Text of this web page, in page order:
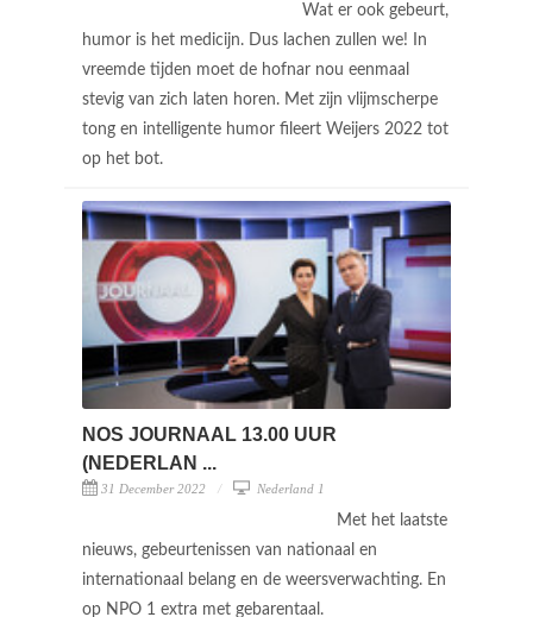
Wat er ook gebeurt,
humor is het medicijn. Dus lachen zullen we! In
vreemde tijden moet de hofnar nou eenmaal
stevig van zich laten horen. Met zijn vlijmscherpe
tong en intelligente humor fileert Weijers 2022 tot
op het bot.
NOS JOURNAAL 13.00 UUR
(NEDERLAN ...
31 December 2022 Nederland 1
Met het laatste
nieuws, gebeurtenissen van nationaal en
internationaal belang en de weersverwachting. En
op NPO 1 extra met gebarentaal.